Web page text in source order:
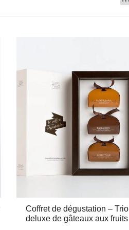
Coffret de dégustation – Trio
deluxe de gâteaux aux fruits